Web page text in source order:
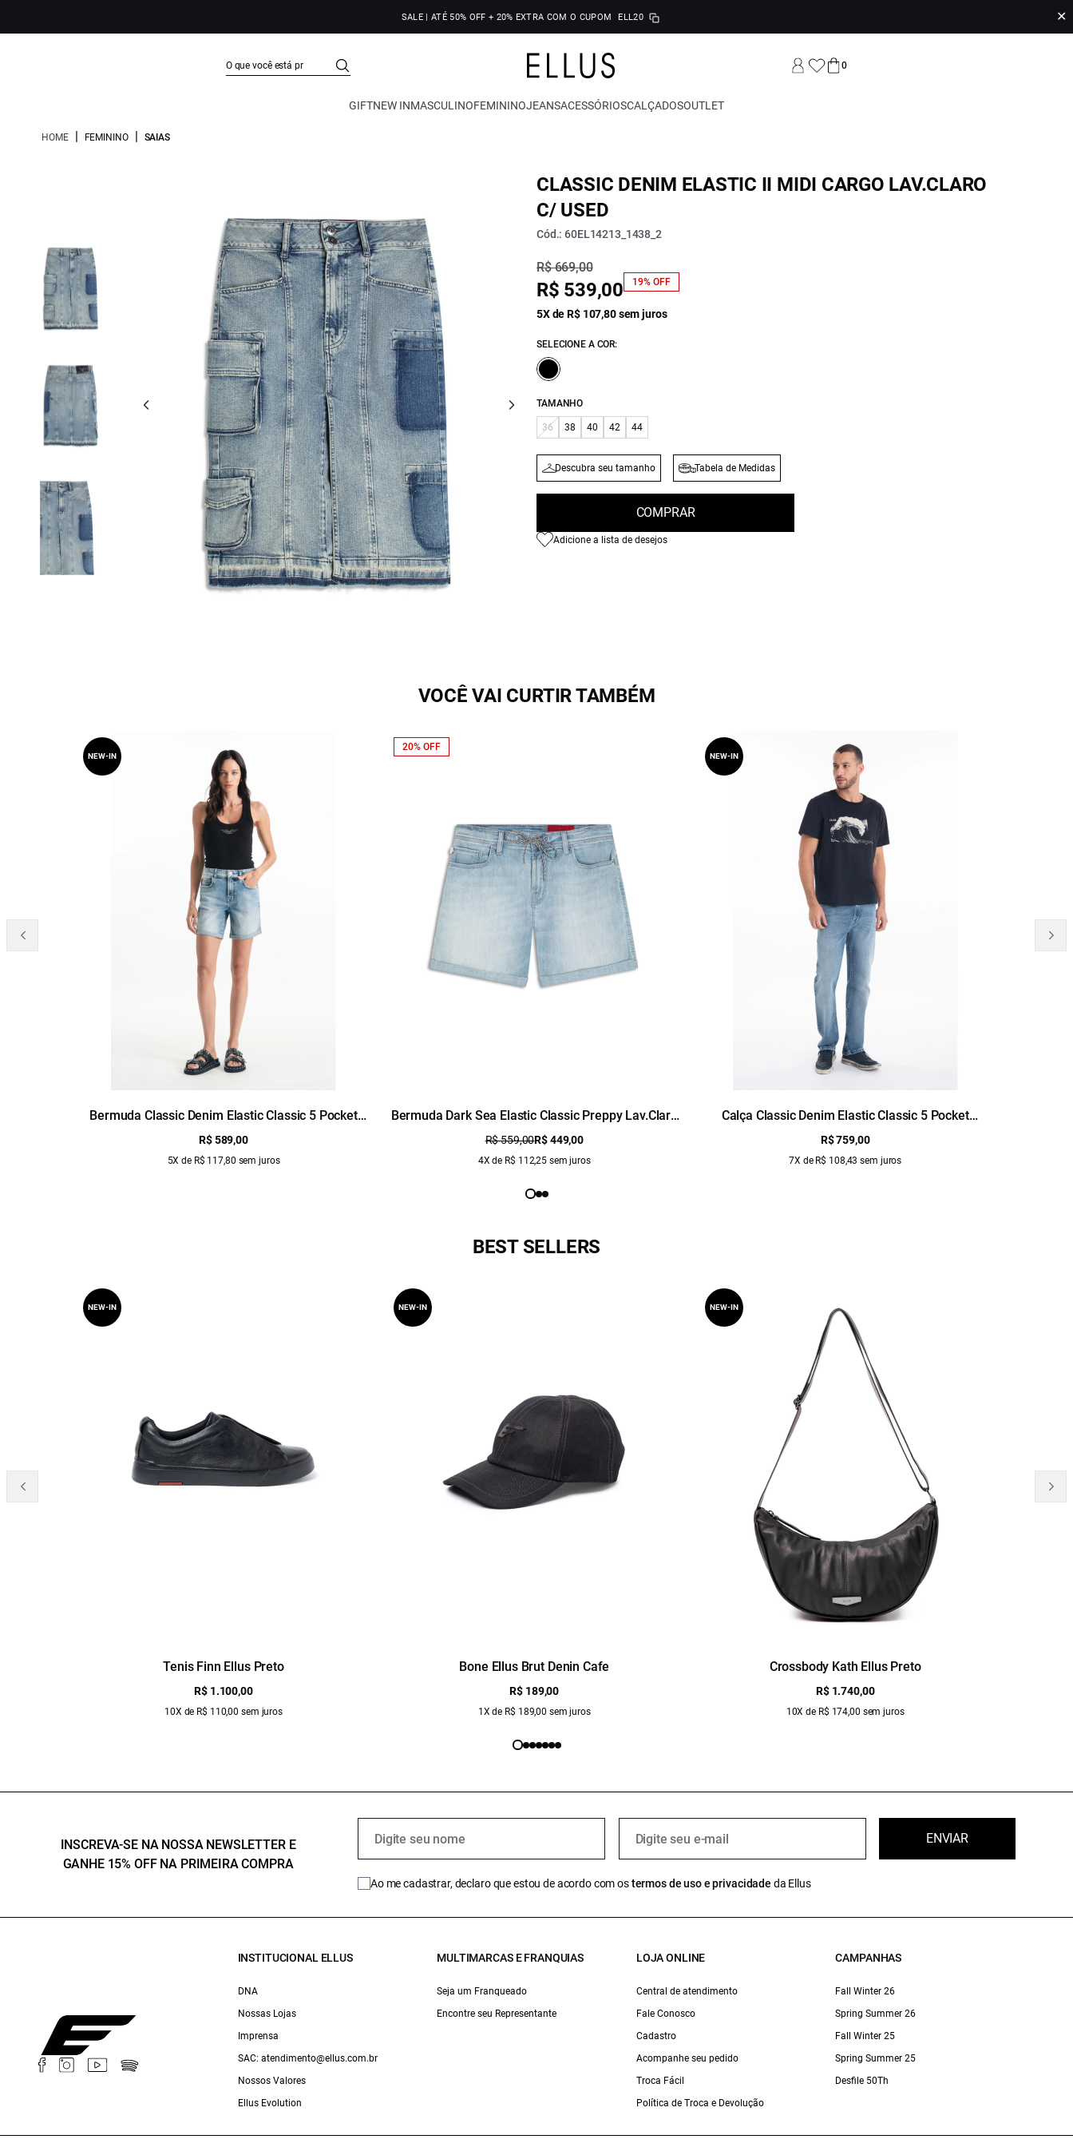
SALE | ATÉ 50% OFF + 20% EXTRA COM O CUPOM ELL20 ✕
0
GIFTNEW INMASCULINOFEMININOJEANSACESSÓRIOSCALÇADOSOUTLET
HOME | FEMININO | SAIAS
CLASSIC DENIM ELASTIC II MIDI CARGO LAV.CLARO
C/ USED
Cód.: 60EL14213_1438_2
R$ 669,00
R$ 539,00 19% OFF
5X de R$ 107,80 sem juros
SELECIONE A COR:
TAMANHO
36 38 40 42 44
Descubra seu tamanho Tabela de Medidas
COMPRAR
Adicione a lista de desejos
VOCÊ VAI CURTIR TAMBÉM
Bermuda Classic Denim Elastic Classic 5 Pocket
Lav.Claro C/ Sky
R$ 589,00
5X de R$ 117,80 sem juros
NEW-IN
Bermuda Dark Sea Elastic Classic Preppy Lav.Claro
C/ Used
R$ 559,00R$ 449,00
4X de R$ 112,25 sem juros
20% OFF
Calça Classic Denim Elastic Classic 5 Pocket
Lav.Medio C/Used
R$ 759,00
7X de R$ 108,43 sem juros
NEW-IN
BEST SELLERS
Tenis Finn Ellus Preto
R$ 1.100,00
10X de R$ 110,00 sem juros
NEW-IN
Bone Ellus Brut Denin Cafe
R$ 189,00
1X de R$ 189,00 sem juros
NEW-IN
Crossbody Kath Ellus Preto
R$ 1.740,00
10X de R$ 174,00 sem juros
NEW-IN
INSCREVA-SE NA NOSSA NEWSLETTER E
GANHE 15% OFF NA PRIMEIRA COMPRA
ENVIAR
Ao me cadastrar, declaro que estou de acordo com ostermos de uso e privacidade da Ellus
INSTITUCIONAL ELLUS
DNA
Nossas Lojas
Imprensa
SAC: atendimento@ellus.com.br
Nossos Valores
Ellus Evolution
MULTIMARCAS E FRANQUIAS
Seja um Franqueado
Encontre seu Representante
LOJA ONLINE
Central de atendimento
Fale Conosco
Cadastro
Acompanhe seu pedido
Troca Fácil
Política de Troca e Devolução
CAMPANHAS
Fall Winter 26
Spring Summer 26
Fall Winter 25
Spring Summer 25
Desfile 50Th